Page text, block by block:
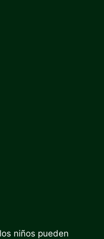
niños pueden